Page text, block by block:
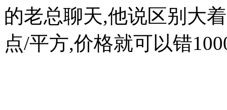
的老总聊天,他说区别大
点/平方,价格就可以错